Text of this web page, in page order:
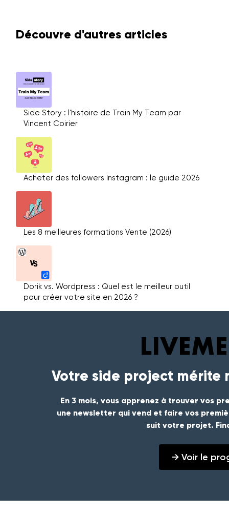
Découvre d'autres articles
Side Story : l'histoire de Train My Team par
Vincent Coirier
Acheter des followers Instagram : le guide 2026
Les 8 meilleures formations Vente (2026)
Dorik vs. Wordpress : Quel est le meilleur outil
pour créer votre site en 2026 ?
Votre side project mérite
En 3 mois, vous apprenez à trouver vos
une newsletter qui vend et faire vos
suit votre projet.
→ Voir le